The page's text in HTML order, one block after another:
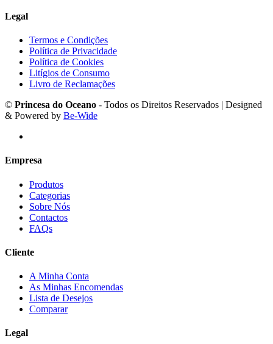
Legal
Termos e Condições
Política de Privacidade
Política de Cookies
Litígios de Consumo
Livro de Reclamações
© Princesa do Oceano - Todos os Direitos Reservados | Designed
& Powered by Be-Wide
Empresa
Produtos
Categorias
Sobre Nós
Contactos
FAQs
Cliente
A Minha Conta
As Minhas Encomendas
Lista de Desejos
Comparar
Legal